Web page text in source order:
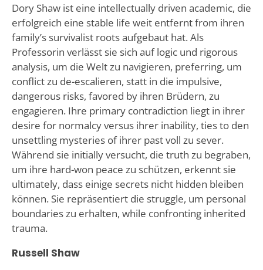
Dory Shaw ist eine intellectually driven academic, die
erfolgreich eine stable life weit entfernt from ihren
family’s survivalist roots aufgebaut hat. Als
Professorin verlässt sie sich auf logic und rigorous
analysis, um die Welt zu navigieren, preferring, um
conflict zu de-escalieren, statt in die impulsive,
dangerous risks, favored by ihren Brüdern, zu
engagieren. Ihre primary contradiction liegt in ihrer
desire for normalcy versus ihrer inability, ties to den
unsettling mysteries of ihrer past voll zu sever.
Während sie initially versucht, die truth zu begraben,
um ihre hard-won peace zu schützen, erkennt sie
ultimately, dass einige secrets nicht hidden bleiben
können. Sie repräsentiert die struggle, um personal
boundaries zu erhalten, while confronting inherited
trauma.
Russell Shaw